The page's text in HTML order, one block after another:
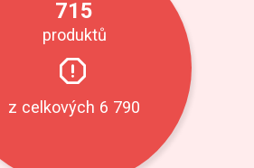
715
produktů
z celkových 6 790